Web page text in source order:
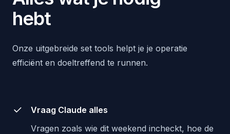
hebt
Onze uitgebreide set tools helpt je je operatie
efficiënt en doeltreffend te runnen.
Vraag Claude alles
Vragen zoals wie dit weekend incheckt, hoe de